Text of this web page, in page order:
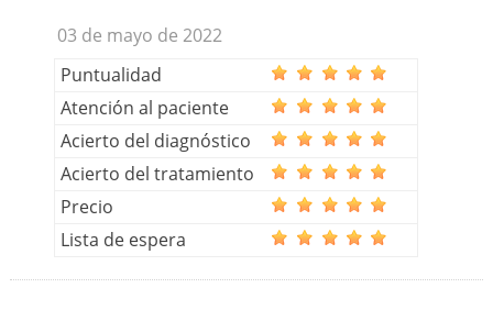
03 de mayo de 2022
Puntualidad
Atención al paciente
Acierto del diagnóstico
Acierto del tratamiento
Precio
Lista de espera